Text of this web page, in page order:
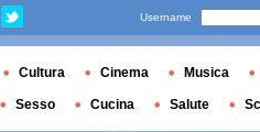
Username
Cultura Cinema Musica
Sesso Cucina Salute